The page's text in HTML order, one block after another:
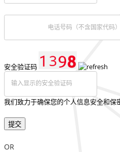
安全验证码
我们致力于确保您的个人信息安全和保
提交
OR